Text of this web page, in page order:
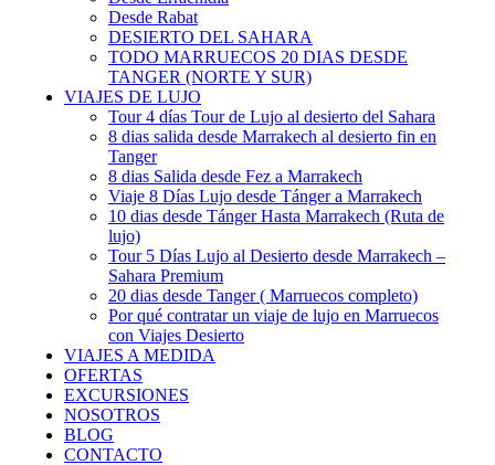
Desde Rabat
DESIERTO DEL SAHARA
TODO MARRUECOS 20 DIAS DESDE
TANGER (NORTE Y SUR)
VIAJES DE LUJO
Tour 4 días Tour de Lujo al desierto del Sahara
8 dias salida desde Marrakech al desierto fin en
Tanger
8 dias Salida desde Fez a Marrakech
Viaje 8 Días Lujo desde Tánger a Marrakech
10 dias desde Tánger Hasta Marrakech (Ruta de
lujo)
Tour 5 Días Lujo al Desierto desde Marrakech –
Sahara Premium
20 dias desde Tanger ( Marruecos completo)
Por qué contratar un viaje de lujo en Marruecos
con Viajes Desierto
VIAJES A MEDIDA
OFERTAS
EXCURSIONES
NOSOTROS
BLOG
CONTACTO